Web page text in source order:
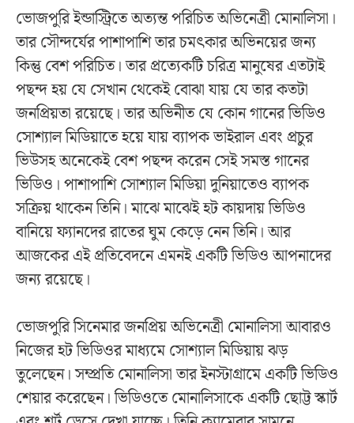
ভোজপুরি ইন্ডাস্ট্রিতে অত্যন্ত পরিচিত অভিনেত্রী মোনালিসা।
তার সৌন্দর্যের পাশাপাশি তার চমৎকার অভিনয়ের জন্য
কিন্তু বেশ পরিচিত। তার প্রত্যেকটি চরিত্র মানুষের এতটাই
পছন্দ হয় যে সেখান থেকেই বোঝা যায় যে তার কতটা
জনপ্রিয়তা রয়েছে। তার অভিনীত যে কোন গানের ভিডিও
সোশ্যাল মিডিয়াতে হয়ে যায় ব্যাপক ভাইরাল এবং প্রচুর
ভিউসহ অনেকেই বেশ পছন্দ করেন সেই সমস্ত গানের
ভিডিও। পাশাপাশি সোশ্যাল মিডিয়া দুনিয়াতেও ব্যাপক
সক্রিয় থাকেন তিনি। মাঝে মাঝেই হট কায়দায় ভিডিও
বানিয়ে ফ্যানদের রাতের ঘুম কেড়ে নেন তিনি। আর
আজকের এই প্রতিবেদনে এমনই একটি ভিডিও আপনাদের
জন্য রয়েছে।
ভোজপুরি সিনেমার জনপ্রিয় অভিনেত্রী মোনালিসা আবারও
নিজের হট ভিডিওর মাধ্যমে সোশ্যাল মিডিয়ায় ঝড়
তুলেছেন। সম্প্রতি মোনালিসা তার ইনস্টাগ্রামে একটি ভিডিও
শেয়ার করেছেন। ভিডিওতে মোনালিসাকে একটি ছোট্ট স্কার্ট